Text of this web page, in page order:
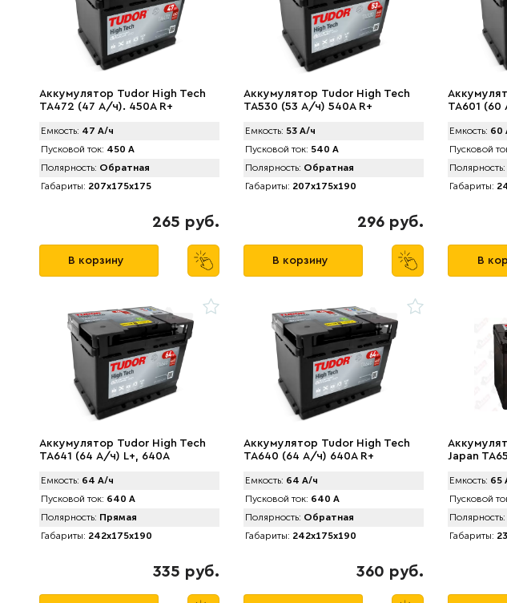
Аккумулятор Tudor High Tech
TA472 (47 А/ч). 450A R+
Емкость: 47 А/ч
Пусковой ток: 450 А
Полярность: Обратная
Габариты: 207x175x175
265 руб.
В корзину
Аккумулятор Tudor High Tech
TA530 (53 А/ч) 540A R+
Емкость: 53 А/ч
Пусковой ток: 540 А
Полярность: Обратная
Габариты: 207x175x190
296 руб.
В корзину
TA601 (60
Емкость: 60
Пусковой
Полярность:
Габариты:
В
Аккумулятор Tudor High Tech
TA641 (64 А/ч) L+, 640A
Емкость: 64 А/ч
Пусковой ток: 640 А
Полярность: Прямая
Габариты: 242x175x190
335 руб.
Аккумулятор Tudor High Tech
TA640 (64 А/ч) 640A R+
Емкость: 64 А/ч
Пусковой ток: 640 А
Полярность: Обратная
Габариты: 242x175x190
360 руб.
Japan
Емкость: 65
Пусковой
Полярность:
Габариты: